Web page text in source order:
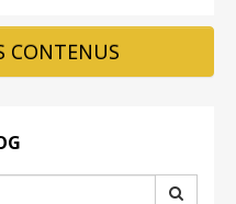
CONTENUS